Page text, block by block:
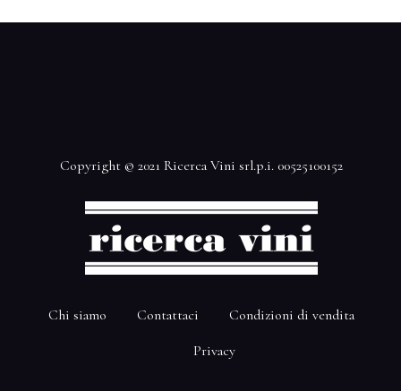
Copyright © 2021 Ricerca Vini srl.p.i. 00525100152
Chi siamo Contattaci
Condizioni di vendita
Privacy